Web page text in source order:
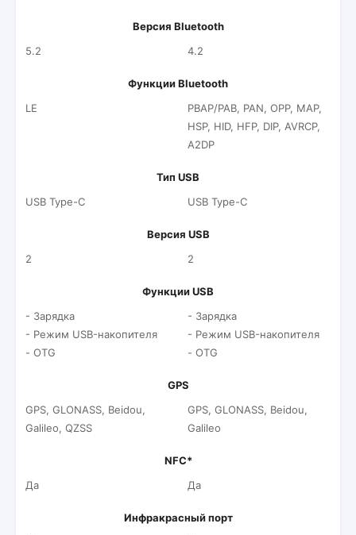
Версия Bluetooth
5.2
4.2
Функции Bluetooth
LE
PBAP/PAB, PAN, OPP, MAP,
HSP, HID, HFP, DIP, AVRCP,
A2DP
Тип USB
USB Type-C
USB Type-C
Версия USB
2
2
Функции USB
- Зарядка
- Режим USB-накопителя
- OTG
- Зарядка
- Режим USB-накопителя
- OTG
GPS
GPS, GLONASS, Beidou,
Galileo, QZSS
GPS, GLONASS, Beidou,
Galileo
NFC*
Да
Да
Инфракрасный порт